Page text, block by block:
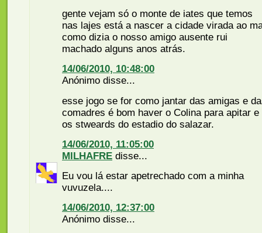
gente vejam só o monte de iates que temos
nas lajes está a nascer a cidade virada ao
como dizia o nosso amigo ausente rui
machado alguns anos atrás.
14/06/2010, 10:48:00
Anónimo disse...
esse jogo se for como jantar das amigas e
comadres é bom haver o Colina para apitar e
os stweards do estadio do salazar.
14/06/2010, 11:05:00
MILHAFRE disse...
Eu vou lá estar apetrechado com a minha
vuvuzela....
14/06/2010, 12:37:00
Anónimo disse...